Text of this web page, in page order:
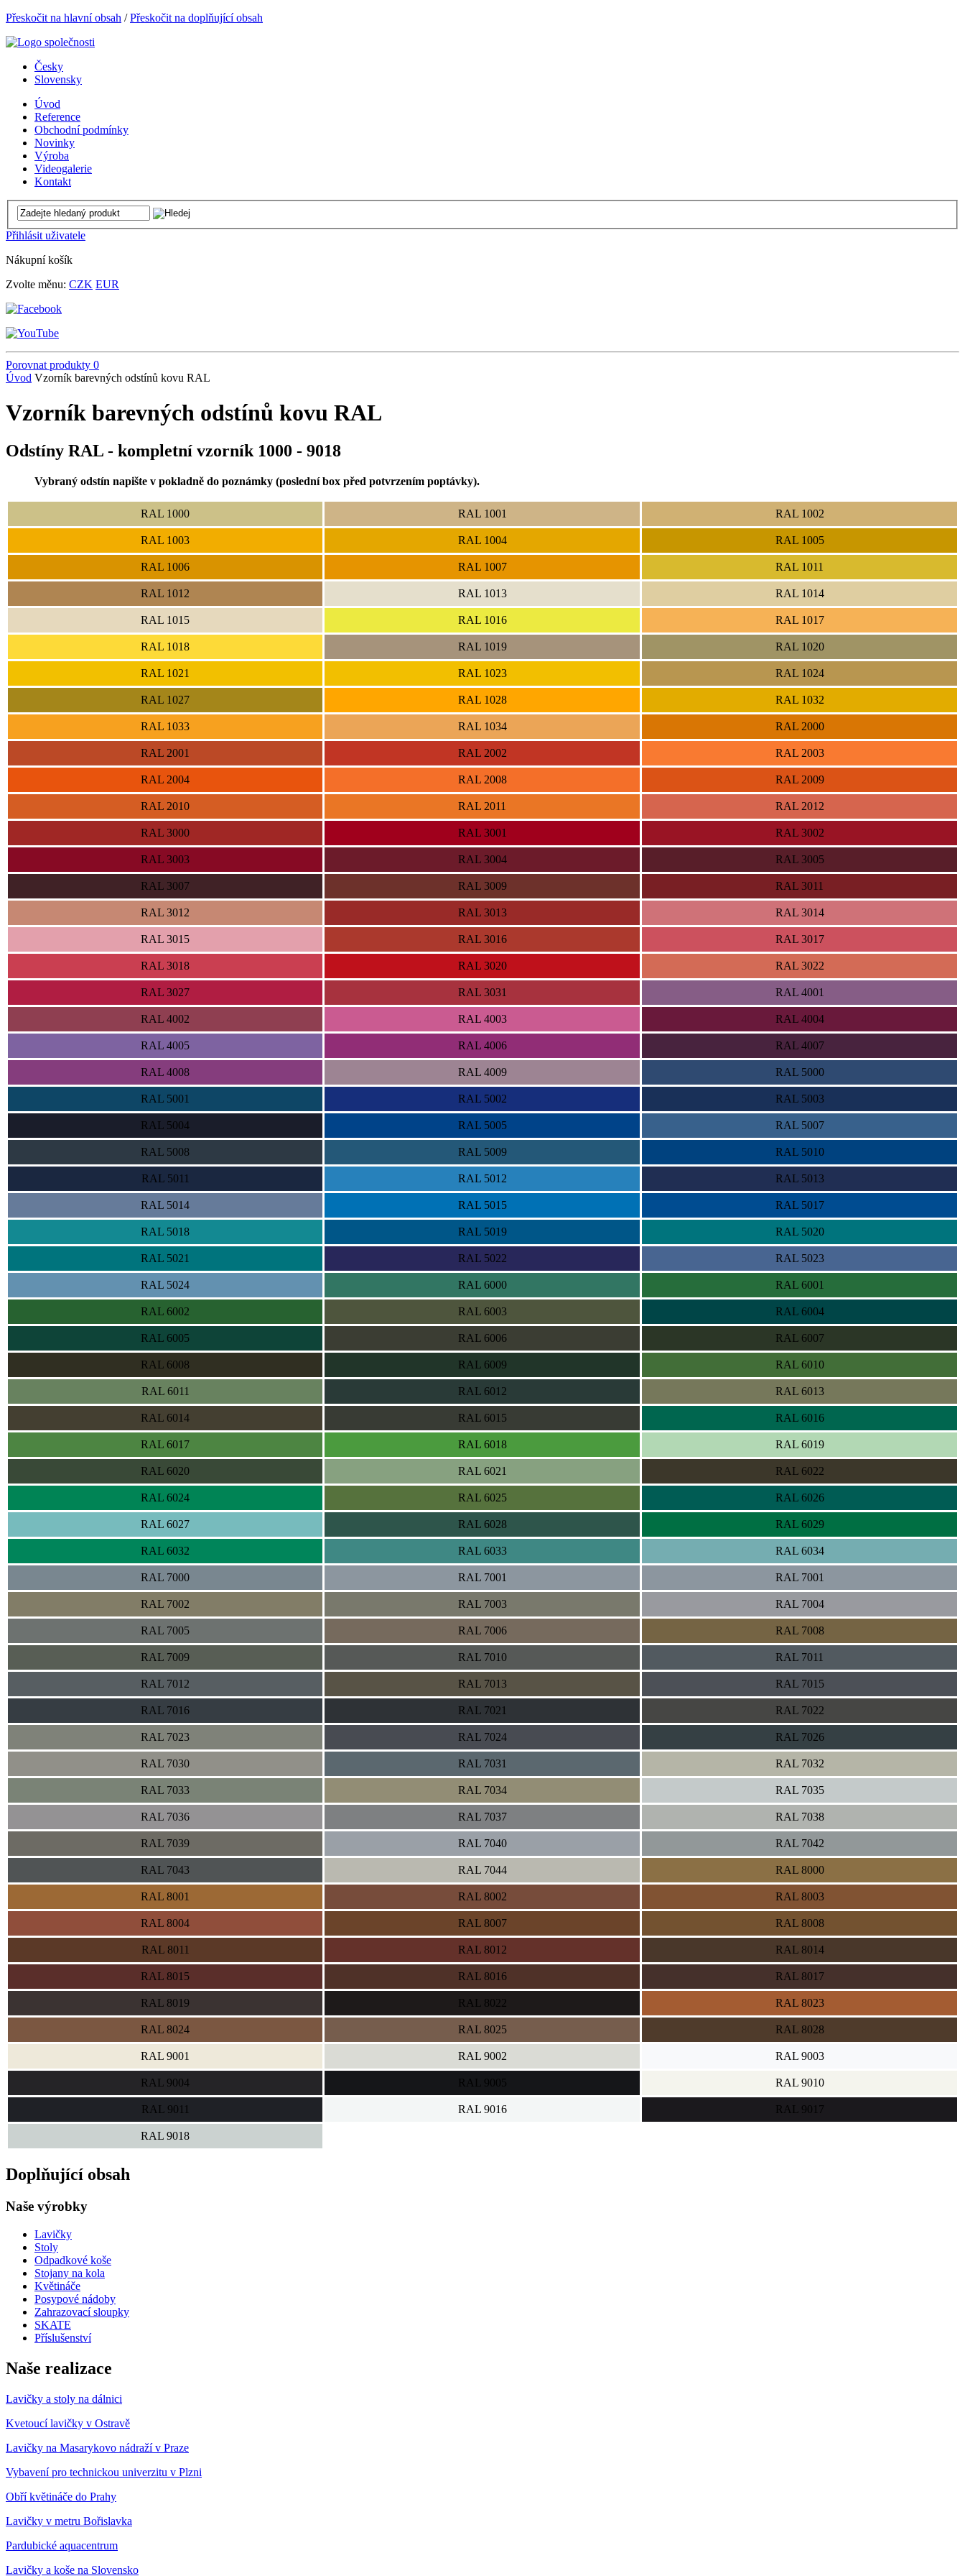
Přeskočit na hlavní obsah /Přeskočit na doplňující obsah
Česky
Slovensky
Úvod
Reference
Obchodní podmínky
Novinky
Výroba
Videogalerie
Kontakt
Přihlásit uživatele
Nákupní košík
Zvolte měnu: CZK EUR
Porovnat produkty 0
Úvod Vzorník barevných odstínů kovu RAL
Vzorník barevných odstínů kovu RAL
Odstíny RAL - kompletní vzorník 1000 - 9018
Vybraný odstín napište v pokladně do poznámky (poslední box před potvrzením poptávky).
RAL 1000 RAL 1001 RAL 1002
RAL 1003 RAL 1004 RAL 1005
RAL 1006 RAL 1007 RAL 1011
RAL 1012 RAL 1013 RAL 1014
RAL 1015 RAL 1016 RAL 1017
RAL 1018 RAL 1019 RAL 1020
RAL 1021 RAL 1023 RAL 1024
RAL 1027 RAL 1028 RAL 1032
RAL 1033 RAL 1034 RAL 2000
RAL 2001 RAL 2002 RAL 2003
RAL 2004 RAL 2008 RAL 2009
RAL 2010 RAL 2011 RAL 2012
RAL 3000 RAL 3001 RAL 3002
RAL 3003 RAL 3004 RAL 3005
RAL 3007 RAL 3009 RAL 3011
RAL 3012 RAL 3013 RAL 3014
RAL 3015 RAL 3016 RAL 3017
RAL 3018 RAL 3020 RAL 3022
RAL 3027 RAL 3031 RAL 4001
RAL 4002 RAL 4003 RAL 4004
RAL 4005 RAL 4006 RAL 4007
RAL 4008 RAL 4009 RAL 5000
RAL 5001 RAL 5002 RAL 5003
RAL 5004 RAL 5005 RAL 5007
RAL 5008 RAL 5009 RAL 5010
RAL 5011 RAL 5012 RAL 5013
RAL 5014 RAL 5015 RAL 5017
RAL 5018 RAL 5019 RAL 5020
RAL 5021 RAL 5022 RAL 5023
RAL 5024 RAL 6000 RAL 6001
RAL 6002 RAL 6003 RAL 6004
RAL 6005 RAL 6006 RAL 6007
RAL 6008 RAL 6009 RAL 6010
RAL 6011 RAL 6012 RAL 6013
RAL 6014 RAL 6015 RAL 6016
RAL 6017 RAL 6018 RAL 6019
RAL 6020 RAL 6021 RAL 6022
RAL 6024 RAL 6025 RAL 6026
RAL 6027 RAL 6028 RAL 6029
RAL 6032 RAL 6033 RAL 6034
RAL 7000 RAL 7001 RAL 7001
RAL 7002 RAL 7003 RAL 7004
RAL 7005 RAL 7006 RAL 7008
RAL 7009 RAL 7010 RAL 7011
RAL 7012 RAL 7013 RAL 7015
RAL 7016 RAL 7021 RAL 7022
RAL 7023 RAL 7024 RAL 7026
RAL 7030 RAL 7031 RAL 7032
RAL 7033 RAL 7034 RAL 7035
RAL 7036 RAL 7037 RAL 7038
RAL 7039 RAL 7040 RAL 7042
RAL 7043 RAL 7044 RAL 8000
RAL 8001 RAL 8002 RAL 8003
RAL 8004 RAL 8007 RAL 8008
RAL 8011 RAL 8012 RAL 8014
RAL 8015 RAL 8016 RAL 8017
RAL 8019 RAL 8022 RAL 8023
RAL 8024 RAL 8025 RAL 8028
RAL 9001 RAL 9002 RAL 9003
RAL 9004 RAL 9005 RAL 9010
RAL 9011 RAL 9016 RAL 9017
RAL 9018
Doplňující obsah
Naše výrobky
Lavičky
Stoly
Odpadkové koše
Stojany na kola
Květináče
Posypové nádoby
Zahrazovací sloupky
SKATE
Příslušenství
Naše realizace
Lavičky a stoly na dálnici
Kvetoucí lavičky v Ostravě
Lavičky na Masarykovo nádraží v Praze
Vybavení pro technickou univerzitu v Plzni
Obří květináče do Prahy
Lavičky v metru Bořislavka
Pardubické aquacentrum
Lavičky a koše na Slovensko